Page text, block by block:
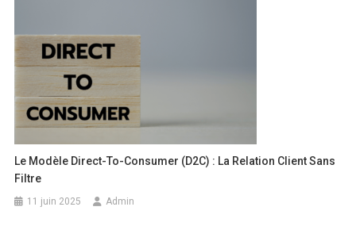
Le Modèle Direct-To-Consumer (D2C) : La Relation Client Sans
Filtre
11 juin 2025 Admin